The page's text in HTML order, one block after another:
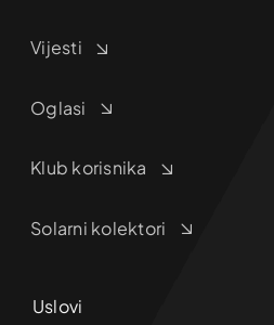
Vijesti
Oglasi
Klub korisnika
Solarni kolektori
Uslovi